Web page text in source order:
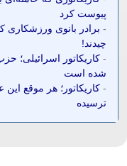
پیوست کرد
- برادر بانوی
چیدند!
- کاریکاتور اسرائیلی؛
شده است
- کاریکاتور؛ هر موقع
ترسیده